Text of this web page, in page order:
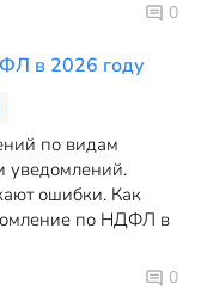
0
в 2026 году
по видам
уведомлений.
ошибки. Как
по НДФЛ в
0